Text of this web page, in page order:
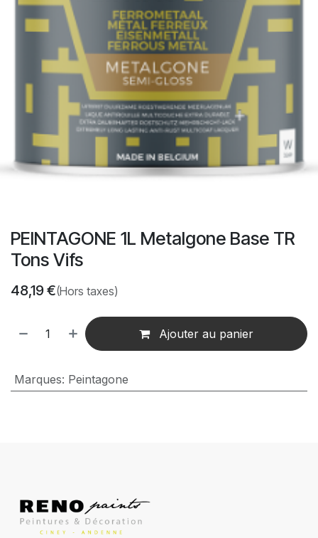
PEINTAGONE 1L Metalgone Base TR
Tons Vifs
48,19€(Hors taxes)
Ajouter au panier
Marques: Peintagone